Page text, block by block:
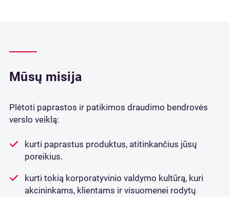
Mūsų misija
Plėtoti paprastos ir patikimos draudimo bendrovės
verslo veiklą:
kurti paprastus produktus, atitinkančius jūsų
poreikius.
kurti tokią korporatyvinio valdymo kultūrą, kuri
akcininkams, klientams ir visuomenei rodytų